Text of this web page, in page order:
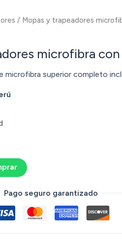
/ Mopas y trapeadores
microfibra
microfibra superior completo
Pago seguro garantizado